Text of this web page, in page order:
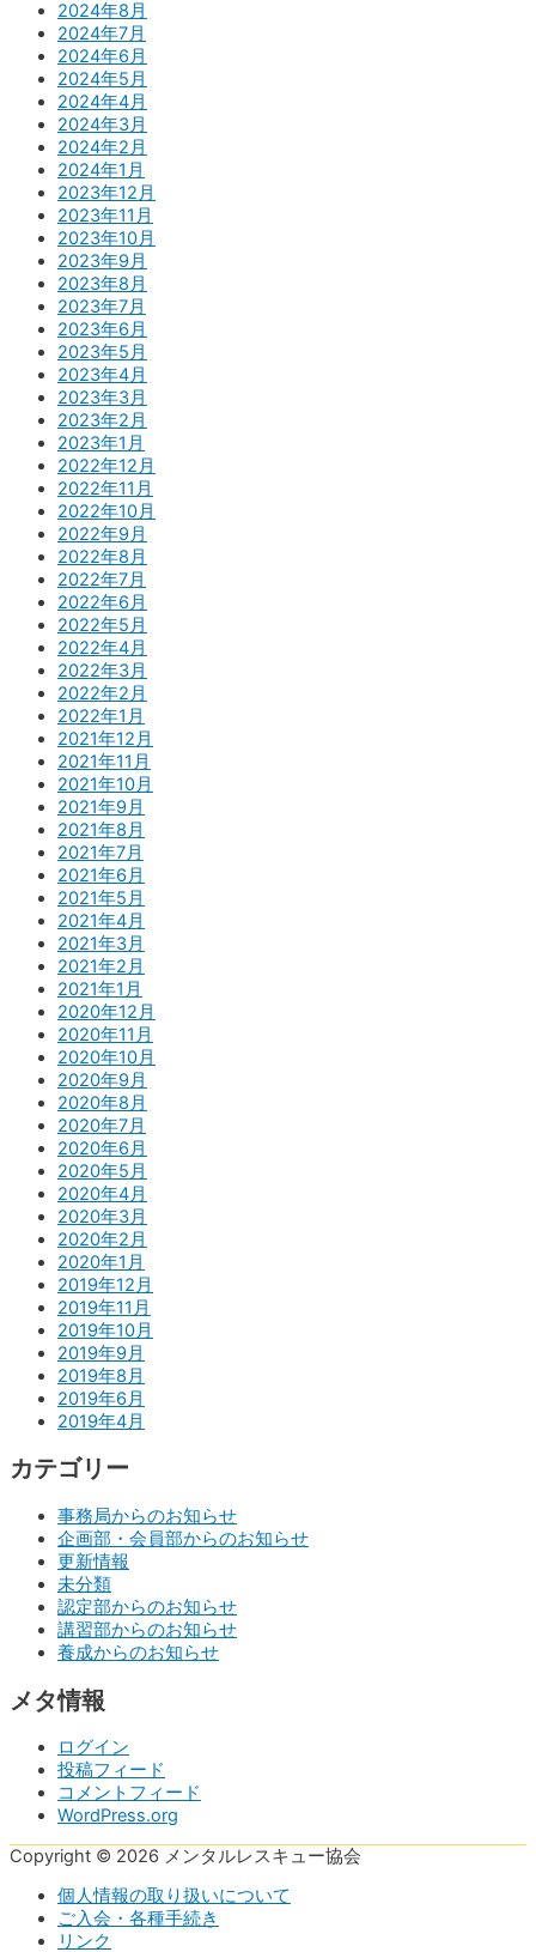
2024年8月
2024年7月
2024年6月
2024年5月
2024年4月
2024年3月
2024年2月
2024年1月
2023年12月
2023年11月
2023年10月
2023年9月
2023年8月
2023年7月
2023年6月
2023年5月
2023年4月
2023年3月
2023年2月
2023年1月
2022年12月
2022年11月
2022年10月
2022年9月
2022年8月
2022年7月
2022年6月
2022年5月
2022年4月
2022年3月
2022年2月
2022年1月
2021年12月
2021年11月
2021年10月
2021年9月
2021年8月
2021年7月
2021年6月
2021年5月
2021年4月
2021年3月
2021年2月
2021年1月
2020年12月
2020年11月
2020年10月
2020年9月
2020年8月
2020年7月
2020年6月
2020年5月
2020年4月
2020年3月
2020年2月
2020年1月
2019年12月
2019年11月
2019年10月
2019年9月
2019年8月
2019年6月
2019年4月
カテゴリー
事務局からのお知らせ
企画部・会員部からのお知らせ
更新情報
未分類
認定部からのお知らせ
講習部からのお知らせ
養成からのお知らせ
メタ情報
ログイン
投稿フィード
コメントフィード
WordPress.org
Copyright © 2026 メンタルレスキュー協会
個人情報の取り扱いについて
ご入会・各種手続き
リンク